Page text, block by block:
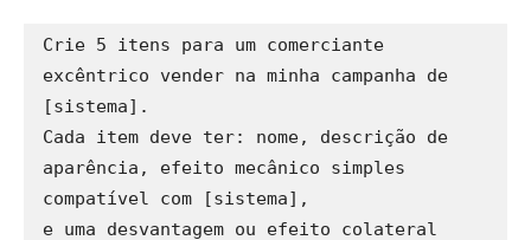
Crie 5 itens para um comerciante
excêntrico vender na minha campanha de
[sistema].
Cada item deve ter: nome, descrição de
aparência, efeito mecânico simples
compatível com [sistema],
e uma desvantagem ou efeito colateral